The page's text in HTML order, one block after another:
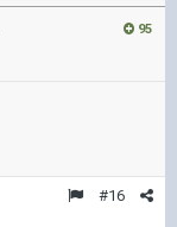
95
#16